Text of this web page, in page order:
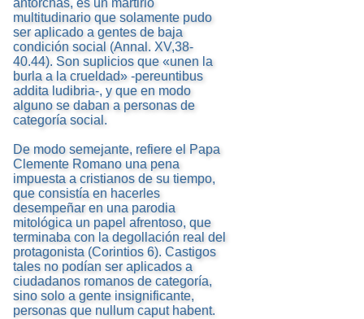
antorchas, es un martirio
multitudinario que solamente pudo
ser aplicado a gentes de baja
condición social (Annal. XV,38-
40.44). Son suplicios que «unen la
burla a la crueldad» -pereuntibus
addita ludibria-, y que en modo
alguno se daban a personas de
categoría social.
De modo semejante, refiere el Papa
Clemente Romano una pena
impuesta a cristianos de su tiempo,
que consistía en hacerles
desempeñar en una parodia
mitológica un papel afrentoso, que
terminaba con la degollación real del
protagonista (Corintios 6). Castigos
tales no podían ser aplicados a
ciudadanos romanos de categoría,
sino solo a gente insignificante,
personas que nullum caput habent.